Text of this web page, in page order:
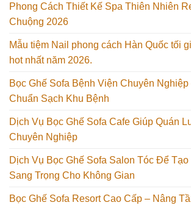
Phong Cách Thiết Kế Spa Thiên Nhiên
Chuộng 2026
Mẫu tiệm Nail phong cách Hàn Quốc tối
hot nhất năm 2026.
Bọc Ghế Sofa Bệnh Viện Chuyên
Chuẩn Sạch Khu Bệnh
Dịch Vụ Bọc Ghế Sofa Cafe Giúp Quán
Chuyên Nghiệp
Dịch Vụ Bọc Ghế Sofa Salon Tóc Để
Sang Trọng Cho Không Gian
Bọc Ghế Sofa Resort Cao Cấp – Nâng